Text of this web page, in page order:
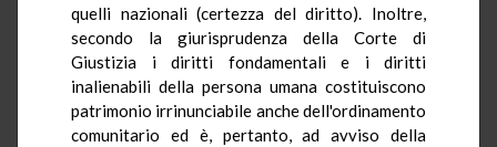
quelli nazionali (certezza del diritto). Inoltre,
secondo la giurisprudenza della Corte di
Giustizia i diritti fondamentali e i diritti
inalienabili della persona umana costituiscono
patrimonio irrinunciabile anche dell'ordinamento
comunitario ed è, pertanto, ad avviso della